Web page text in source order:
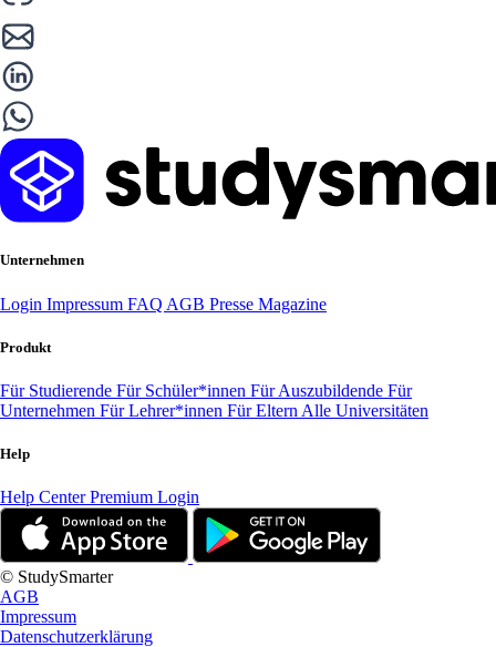
Unternehmen
Login Impressum FAQ AGB Presse Magazine
Produkt
Für Studierende Für Schüler*innen Für Auszubildende Für
Unternehmen Für Lehrer*innen Für Eltern Alle Universitäten
Help
Help CenterPremium Login
© StudySmarter
AGB
Impressum
Datenschutzerklärung